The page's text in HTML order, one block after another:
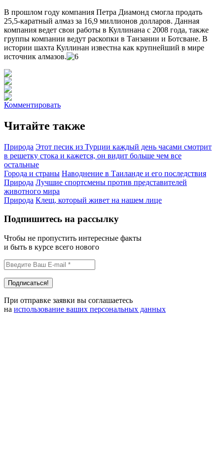
В прошлом году компания Петра Диамонд смогла продать
25,5-каратный алмаз за 16,9 миллионов долларов. Данная
компания ведет свои работы в Куллинана с 2008 года, также
группы компании ведут раскопки в Танзании и Ботсване. В
истории шахта Куллинан известна как крупнейший в мире
источник алмазов.
Комментировать
Читайте также
Природа Этот песик из Турции каждый день часами смотрит
в решетку стока и кажется, он видит больше чем все
остальные
Города и страны Наводнение в Таиланде и его последствия
Природа Лучшие спортсмены против представителей
животного мира
Природа Клещ, который живет на нашем лице
Подпишитесь на рассылку
Чтобы не пропустить интересные факты
и быть в курсе всего нового
При отправке заявки вы соглашаетесь
на использование ваших персональных данных